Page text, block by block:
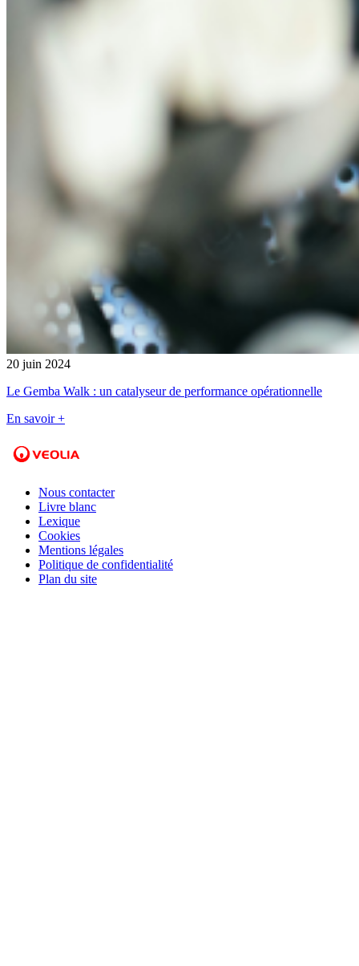
20 juin 2024
Le Gemba Walk : un catalyseur de performance opérationnelle
En savoir +
Nous contacter
Livre blanc
Lexique
Cookies
Mentions légales
Politique de confidentialité
Plan du site